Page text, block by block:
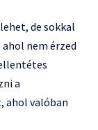
de sokkal
nem érzed
a
ahol valóban